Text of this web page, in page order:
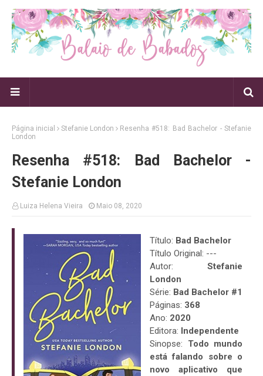
Página inicial Stefanie London
Resenha #518: Bad Bachelor - Stefanie
London
Resenha #518: Bad Bachelor -
Stefanie London
Luiza Helena Vieira Maio 08, 2020
Título: Bad Bachelor
Título Original: ---
Autor: Stefanie
London
Série: Bad Bachelor #1
Páginas: 368
Ano: 2020
Editora: Independente
Sinopse: Todo mundo
está falando sobre o
novo aplicativo que